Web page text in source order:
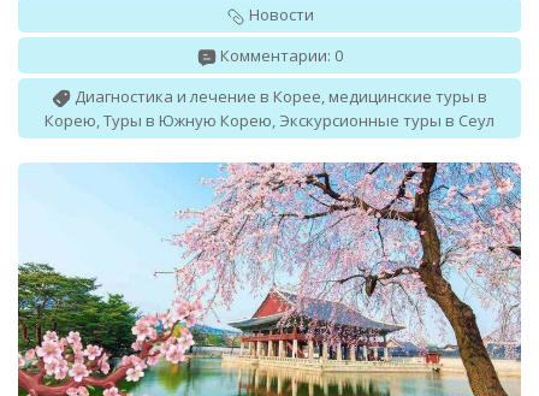
Новости
Комментарии: 0
Диагностика и лечение в Корее, медицинские туры в
Корею,Туры в Южную Корею, Экскурсионные туры в Сеул